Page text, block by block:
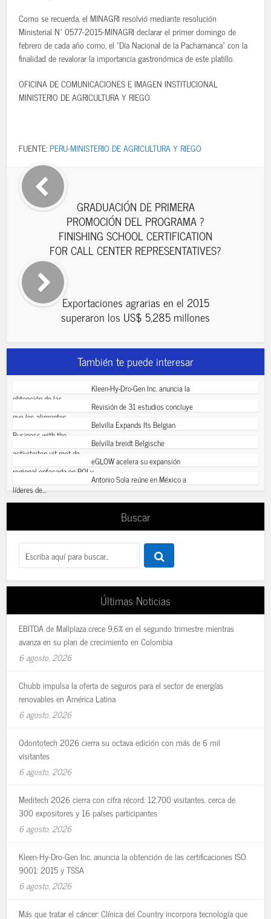
Como se recuerda, el MINAGRI resolvió mediante resolución
Ministerial Nº 0577-2015-MINAGRI declarar el primer domingo de
febrero de cada año como, el “Día Nacional de la Pachamanca” con la
finalidad de revalorar la importancia gastronómica de este platillo.
OFICINA DE COMUNICACIONES E IMAGEN INSTITUCIONAL
MINISTERIO DE AGRICULTURA Y RIEGO
FUENTE: PERU-MINISTERIO DE AGRICULTURA Y RIEGO
GRADUACIÓN DE PRIMERA
PROMOCIÓN DEL PROGRAMA ?
FINISHING SCHOOL CERTIFICATION
FOR CALL CENTER REPRESENTATIVES?
Exportaciones agrarias en el 2015
superaron los US$ 5,285 millones
También te puede interesar
Kleen-Hy-Dro-Gen Inc. anuncia la
obtención de las...
Revisión de 31 estudios concluye
que los alimentos...
Belvilla Expands Its Belgian
Business with the...
Belvilla breidt Belgische
activiteiten uit met de...
eGLOW acelera su expansión
regional enfocada en ROI y...
Antonio Sola reúne en México a
líderes de...
Buscar
Últimas Noticias
EBITDA de Mallplaza crece 9,6% en el segundo trimestre mientras
avanza en su plan de crecimiento en Colombia
6 agosto, 2026
Chubb impulsa la oferta de seguros para el sector de energías
renovables en América Latina
6 agosto, 2026
Odontotech 2026 cierra su octava edición con más de 6 mil
visitantes
6 agosto, 2026
Meditech 2026 cierra con cifra récord: 12.700 visitantes, cerca de
300 expositores y 16 países participantes
6 agosto, 2026
Kleen-Hy-Dro-Gen Inc. anuncia la obtención de las certificaciones ISO
9001: 2015 y TSSA
6 agosto, 2026
Más que tratar el cáncer: Clínica del Country incorpora tecnología que